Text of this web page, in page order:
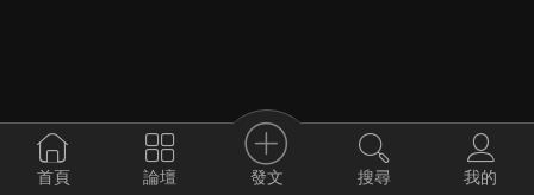
首頁 論壇 發文 搜尋 我的